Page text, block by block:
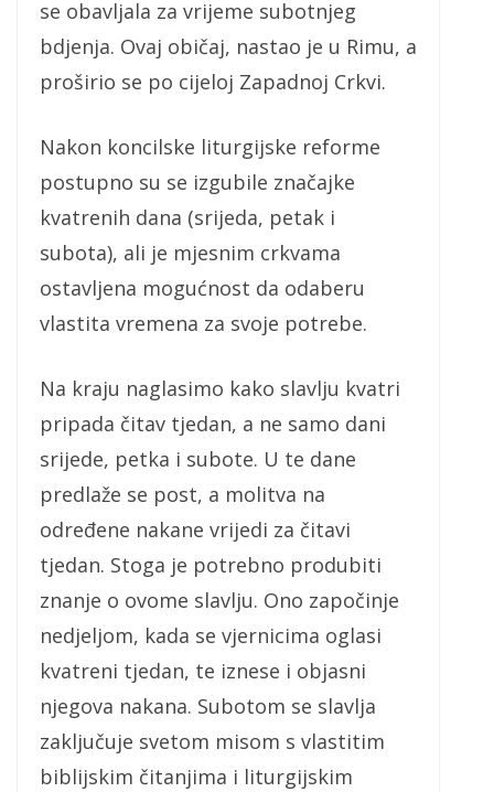
se obavljala za vrijeme subotnjeg
bdjenja. Ovaj običaj, nastao je u Rimu, a
proširio se po cijeloj Zapadnoj Crkvi.
Nakon koncilske liturgijske reforme
postupno su se izgubile značajke
kvatrenih dana (srijeda, petak i
subota), ali je mjesnim crkvama
ostavljena mogućnost da odaberu
vlastita vremena za svoje potrebe.
Na kraju naglasimo kako slavlju kvatri
pripada čitav tjedan, a ne samo dani
srijede, petka i subote. U te dane
predlaže se post, a molitva na
određene nakane vrijedi za čitavi
tjedan. Stoga je potrebno produbiti
znanje o ovome slavlju. Ono započinje
nedjeljom, kada se vjernicima oglasi
kvatreni tjedan, te iznese i objasni
njegova nakana. Subotom se slavlja
zaključuje svetom misom s vlastitim
biblijskim čitanjima i liturgijskim